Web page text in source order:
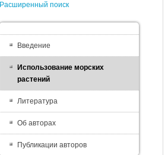
Расширенный поиск
Введение
Использование морских
растений
Литература
Об авторах
Публикации авторов